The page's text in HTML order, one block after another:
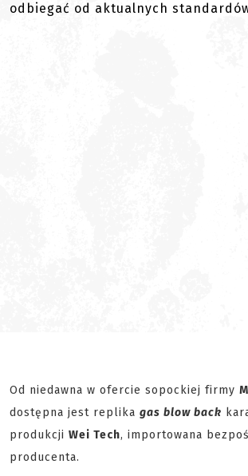
odbiegać od aktualnych
Od niedawna w ofercie sopockiej firmy
dostępna jest replika gas blow back
produkcji Wei Tech, importowana
producenta.